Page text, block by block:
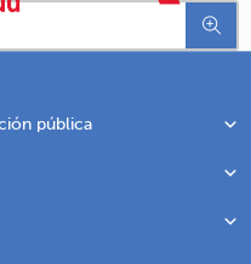
pública